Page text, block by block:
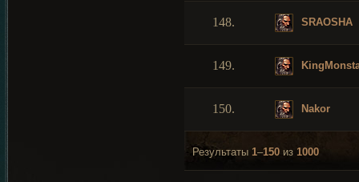
148. SRAOSHA
149.
150. Nakor
Результаты 1–150 из 1000